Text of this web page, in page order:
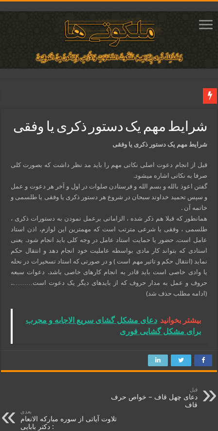
دعای ایجاد عشق و محبت آتشین در قلب معشوق | متن دعا، روش خواندن
ختم آیات ۲ و ۳ سوره طلاق برای افزایش رزق و روزی | روش ختم، متن آیات و فضیلت
قویترین ذکر استجابت دعا و حاجت روایی | ذکر اسماء الحسنی برآورده شدن حاجت
شرایط مهم یک دستور ذکری یا وفقی
شرایط مهم یک دستور ذکری یا وفقی
قبل از انجام دعوت اصلی نکاتی مهم را باید مد نظر داشت که بصورت کلی
صرفا به نکاتی اشاره میشود.
گفتن اعوذ بالله و بسم الله و فرستادن صلوات در اول و آخر هر دعوت و عمل
و سپس تحمید خداوند سبحان در شروع هر دستور ذکری یا وفقی یا طلسمی و
خاتمه آن .
همانطور که قبلا هم ذکر شده ، الزاماتی برعمل نمودن به دستورات ذکری ،
طلسمی ، وفقی یا شرعی مترتب است که مهمترین این لوازم، اذن استاد
عامل است. حضور یا حمایت استاد عامل در وجه کلی باید انجام شود. یعنی
استادی که بتواند کار مادی بواسطه عاملیت خود انجام دهد و انتقال حکم
نماید (انتقال حکم و تاثیر مهم است ) و در صورتی که استاد تسخیرات در نحله
یا وادی خاصی است باید قادر به انجام کارهای خاصی باشد. دعوات سبعه
حروف و عمل به مدار حروف که از بایدهای دیگر یک دعوت است………..
(ادامه مطلب حذف شد)
بیشتر بخوانید دعای مشکل گشای سریع الاجابه و مجرب
برای مشکل گشایی فوری
قبل
دعای چهل قاف – خواص حرف
قاف
بعدی
تلاوت آیاتی از سوره مبارکه الانعام
: دکتر بابایی